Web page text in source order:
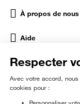
À propos de nous
Aide
Réseaux Sociaux